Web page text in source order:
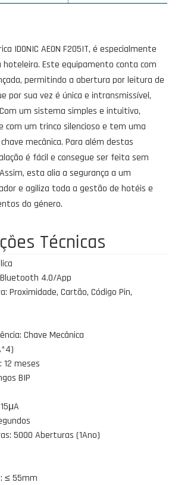
IDONIC AEON F205IT, é especialmente
hoteleira. Este equipamento conta com
permitindo a abertura por leitura de
por sua vez é única e intransmissível,
um sistema simples e intuitivo,
com um trinco silencioso e tem uma
mecânica. Para além destas
é fácil e consegue ser feita sem
esta alia a segurança a um
e agiliza toda a gestão de hotéis e
do género.
Técnicas
4.0/App
Proximidade, Cartão, Código Pin,
Chave Mecânica
meses
BIP
5000 Aberturas (1Ano)
≤ 55mm